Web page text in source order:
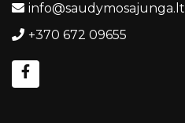
info@saudymosajunga.lt
+370 672 09655